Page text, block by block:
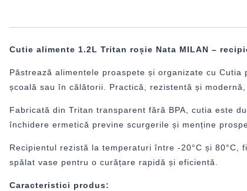
Cutie alimente 1.2L Tritan roșie Nata MILAN –
Păstrează alimentele proaspete și organizate cu
școală sau în călătorii. Practică, rezistentă și
Fabricată din Tritan transparent fără BPA, cutia este
închidere ermetică previne scurgerile și menține
Recipientul rezistă la temperaturi între -20°C și
spălat vase pentru o curățare rapidă și eficientă.
Caracteristici produs: